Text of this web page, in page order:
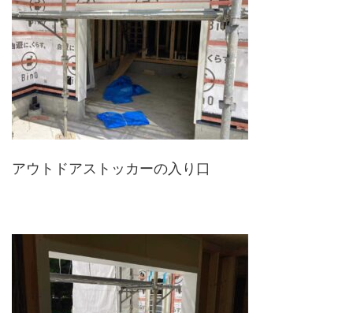
アウトドアストッカーの入り口